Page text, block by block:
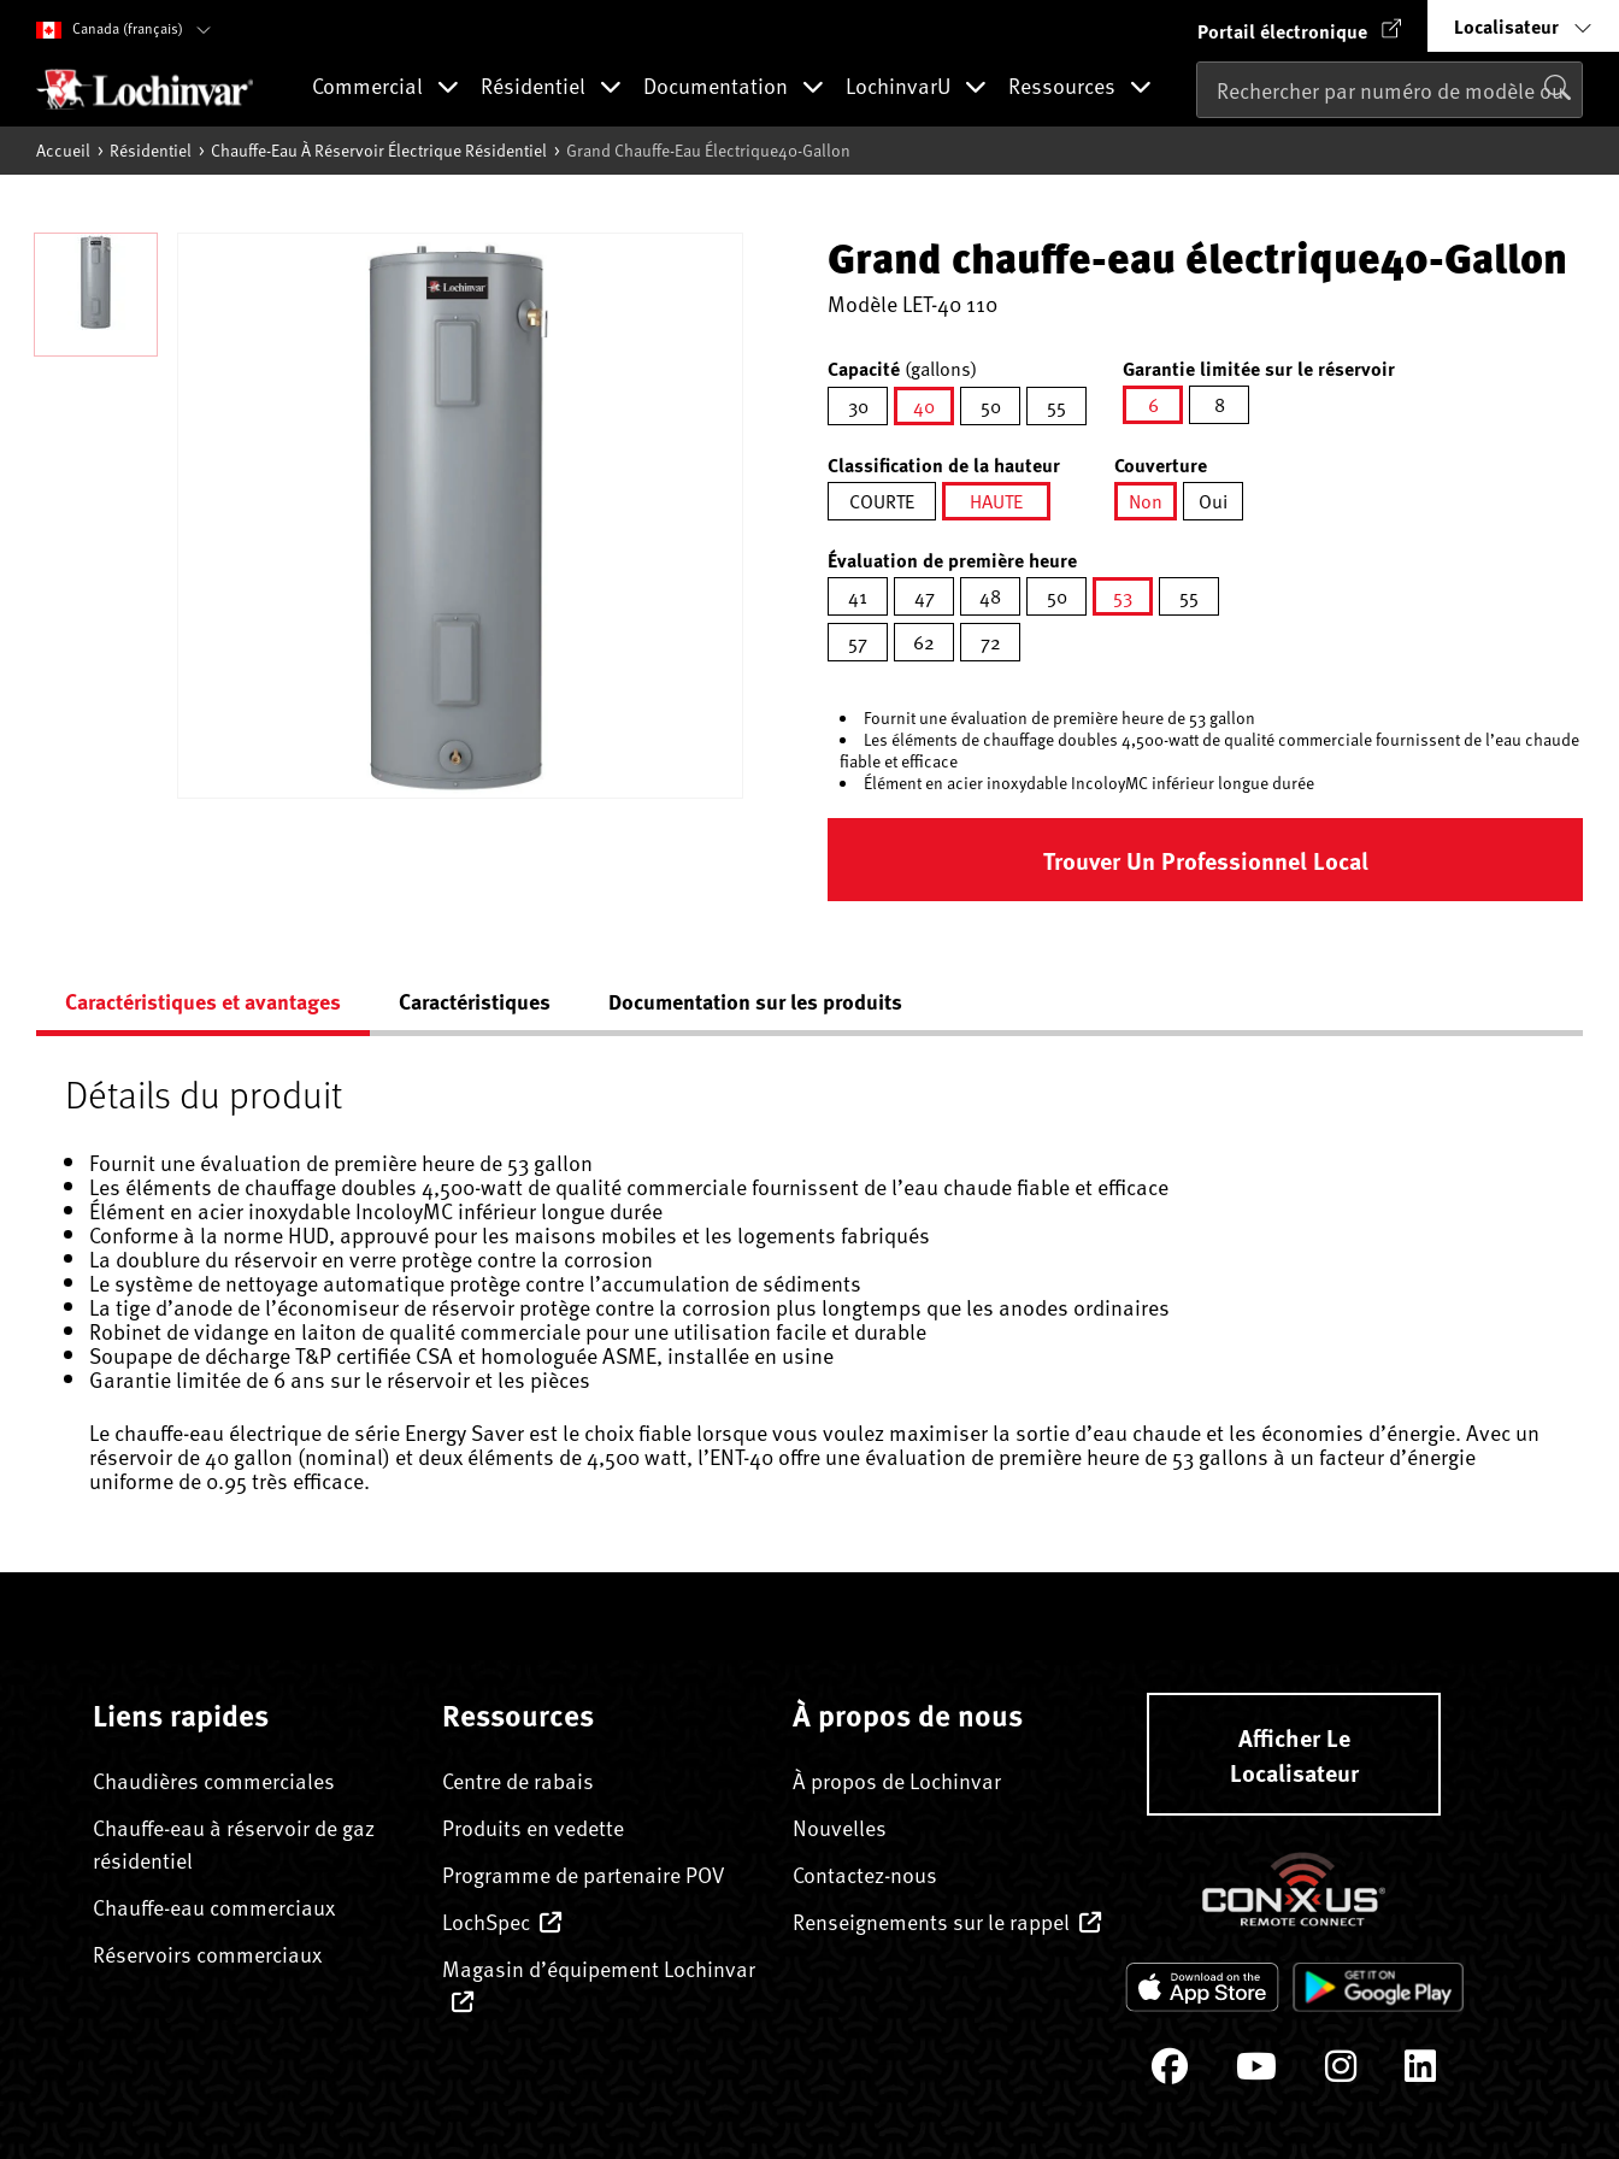
Canada (français) Portail électronique Localisateur
Commercial Résidentiel Documentation LochinvarU Ressources
Accueil Résidentiel Chauffe-Eau À Réservoir Électrique Résidentiel Grand Chauffe-Eau Électrique40-Gallon
Grand chauffe-eau électrique40-Gallon
ModèleLET-40 110
Capacité (gallons)
30
40
50 55
Garantie limitée sur le réservoir
6
8
Classification de la hauteur
COURTE
HAUTE
Couverture
Non
Oui
Évaluation de première heure
41 47 48 50
53
55
57
62 72
Fournit une évaluation de première heure de 53 gallon
Les éléments de chauffage doubles 4,500-watt de qualité commerciale fournissent de l’eau chaude
fiable et efficace
Élément en acier inoxydable IncoloyMC inférieur longue durée
Trouver Un Professionnel Local
Caractéristiques et avantages Caractéristiques Documentation sur les produits
Détails du produit
Fournit une évaluation de première heure de 53 gallon
Les éléments de chauffage doubles 4,500-watt de qualité commerciale fournissent de l’eau chaude fiable et efficace
Élément en acier inoxydable IncoloyMC inférieur longue durée
Conforme à la norme HUD, approuvé pour les maisons mobiles et les logements fabriqués
La doublure du réservoir en verre protège contre la corrosion
Le système de nettoyage automatique protège contre l’accumulation de sédiments
La tige d’anode de l’économiseur de réservoir protège contre la corrosion plus longtemps que les anodes ordinaires
Robinet de vidange en laiton de qualité commerciale pour une utilisation facile et durable
Soupape de décharge T&P certifiée CSA et homologuée ASME, installée en usine
Garantie limitée de 6 ans sur le réservoir et les pièces
Le chauffe-eau électrique de série Energy Saver est le choix fiable lorsque vous voulez maximiser la sortie d’eau chaude et les économies d’énergie. Avec un
réservoir de 40 gallon (nominal) et deux éléments de 4,500 watt, l’ENT-40 offre une évaluation de première heure de 53 gallons à un facteur d’énergie
uniforme de 0.95 très efficace.
Liens rapides
Chaudières commerciales
Chauffe-eau à réservoir de gaz
résidentiel
Chauffe-eau commerciaux
Réservoirs commerciaux
Ressources
Centre de rabais
Produits en vedette
Programme de partenaire POV
LochSpec
Magasin d’équipement Lochinvar
À propos de nous
À propos de Lochinvar
Nouvelles
Contactez-nous
Renseignements sur le rappel
Afficher Le
Localisateur